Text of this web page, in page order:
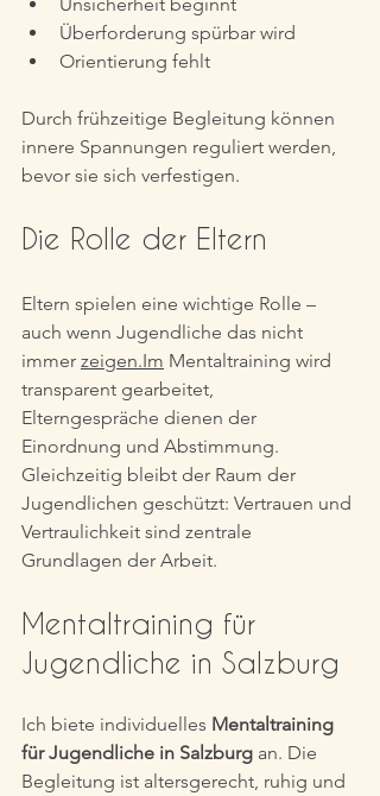
Überforderung spürbar wird
Orientierung fehlt
Durch frühzeitige Begleitung können
innere Spannungen reguliert werden,
bevor sie sich verfestigen.
Die Rolle der Eltern
Eltern spielen eine wichtige Rolle –
auch wenn Jugendliche das nicht
immer zeigen.Im Mentaltraining wird
transparent gearbeitet,
Elterngespräche dienen der
Einordnung und Abstimmung.
Gleichzeitig bleibt der Raum der
Jugendlichen geschützt: Vertrauen und
Vertraulichkeit sind zentrale
Grundlagen der Arbeit.
Mentaltraining für
Jugendliche in Salzburg
Ich biete individuelles Mentaltraining
für Jugendliche in Salzburg an. Die
Begleitung ist altersgerecht, ruhig und